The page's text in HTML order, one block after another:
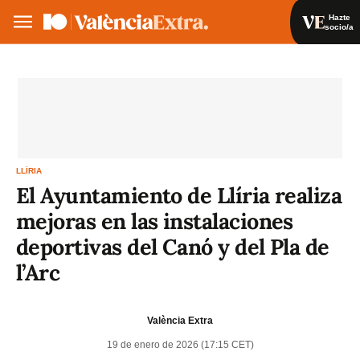
Hazte
socio/a
LLÍRIA
El Ayuntamiento de Llíria realiza
mejoras en las instalaciones
deportivas del Canó y del Pla de
l’Arc
València Extra
19 de enero de 2026 (17:15 CET)